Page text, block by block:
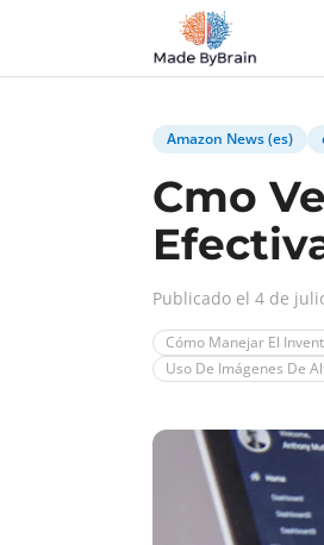
Amazon News (es)
Cmo
Publicado el 4 de
Cómo Manejar El
Uso De Imágenes De